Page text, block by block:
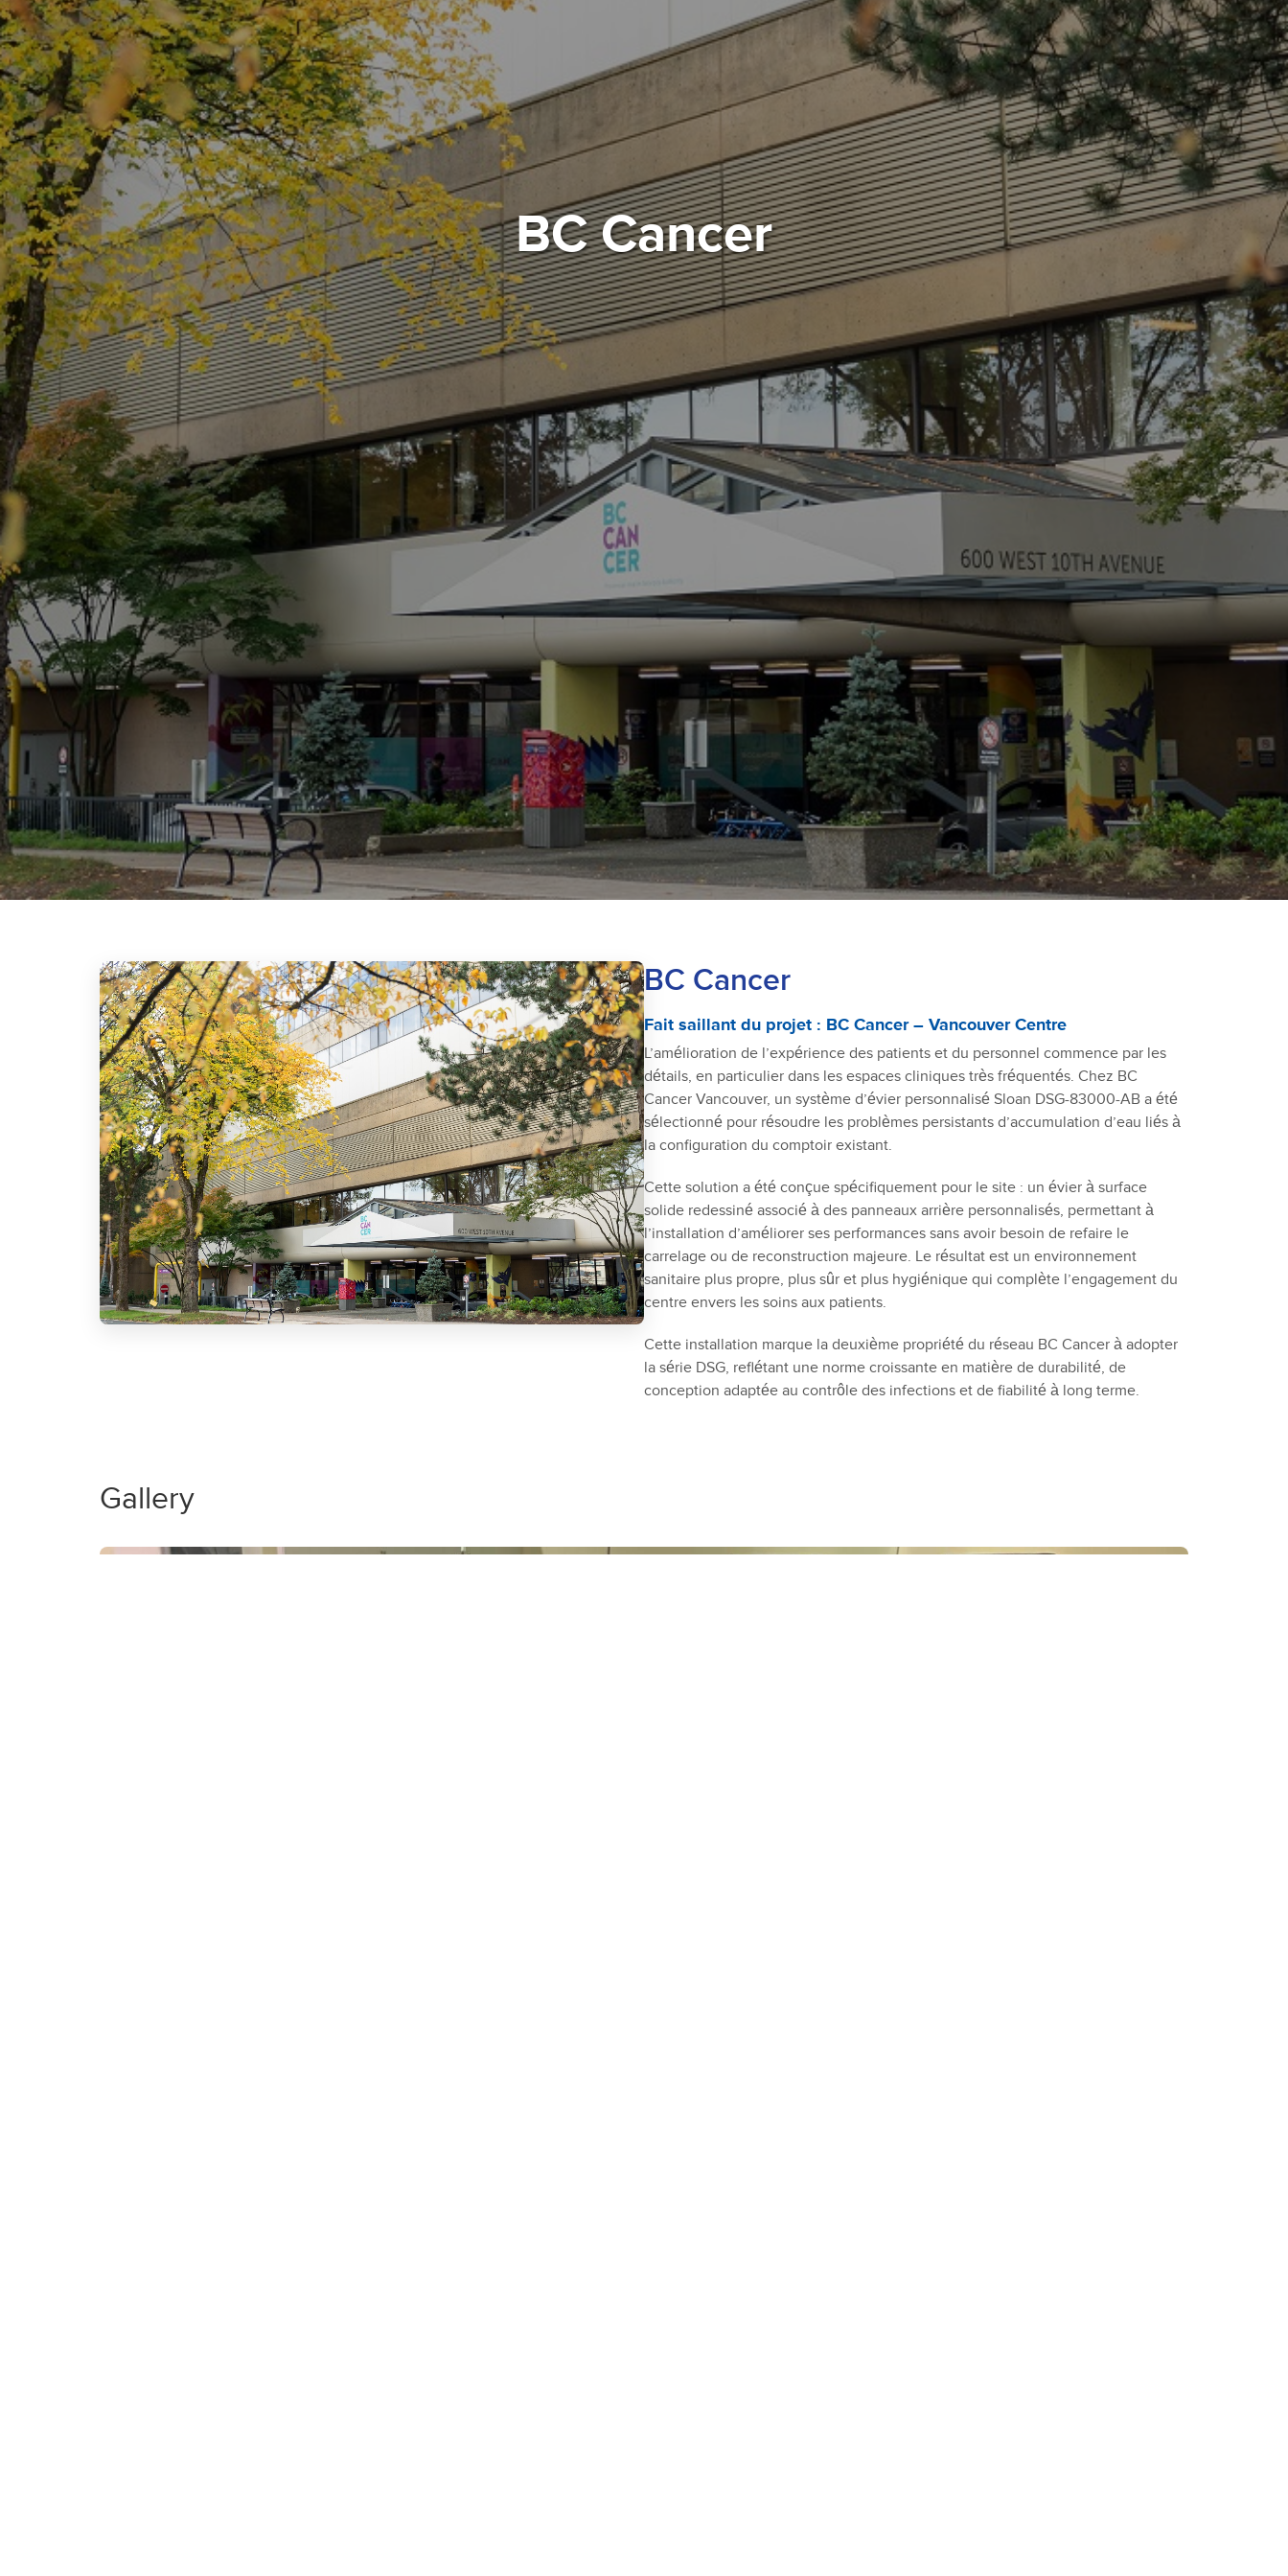
BC Cancer
BC Cancer
Fait saillant du projet : BC Cancer – Vancouver Centre
L’amélioration de l’expérience des patients et du personnel commence par les
détails, en particulier dans les espaces cliniques très fréquentés. Chez BC
Cancer Vancouver, un système d’évier personnalisé Sloan DSG-83000-AB a été
sélectionné pour résoudre les problèmes persistants d’accumulation d’eau liés à
la configuration du comptoir existant.
Cette solution a été conçue spécifiquement pour le site : un évier à surface
solide redessiné associé à des panneaux arrière personnalisés, permettant à
l’installation d’améliorer ses performances sans avoir besoin de refaire le
carrelage ou de reconstruction majeure. Le résultat est un environnement
sanitaire plus propre, plus sûr et plus hygiénique qui complète l’engagement du
centre envers les soins aux patients.
Cette installation marque la deuxième propriété du réseau BC Cancer à adopter
la série DSG, reflétant une norme croissante en matière de durabilité, de
conception adaptée au contrôle des infections et de fiabilité à long terme.
Gallery